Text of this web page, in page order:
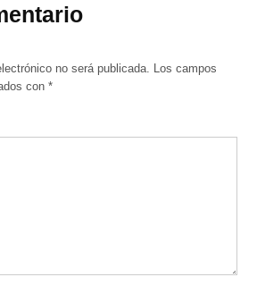
no será publicada. Los campos
con*